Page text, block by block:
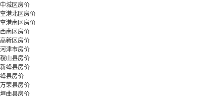
中城区房价
空港北区房价
空港南区房价
西南区房价
高新区房价
河津市房价
稷山县房价
新绛县房价
绛县房价
万荣县房价
垣曲县房价